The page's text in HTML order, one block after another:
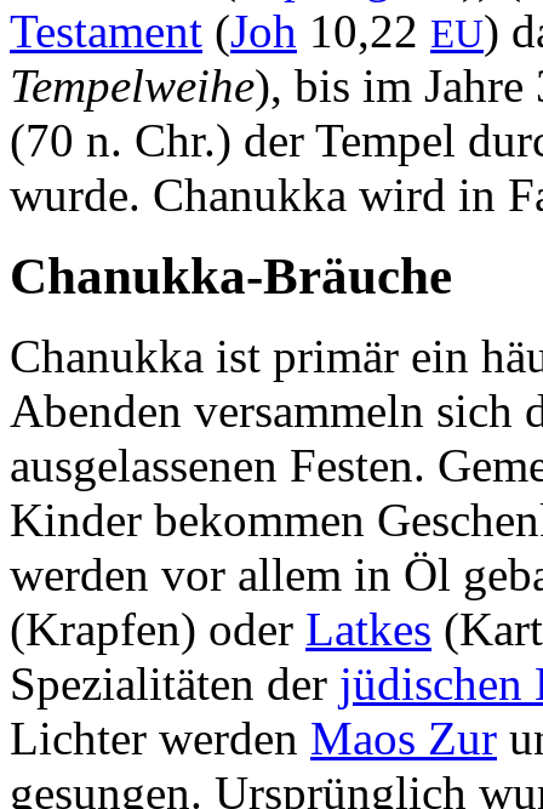
Testament (Joh 10,22 EU)
Tempelweihe), bis im
(70 n. Chr.) der Tempel
wurde. Chanukka wird in
Chanukka-Bräuche
Chanukka ist primär ein
Abenden versammeln sich
ausgelassenen Festen.
Kinder bekommen
werden vor allem in Öl
(Krapfen) oder Latkes
Spezialitäten der jüdischen
Lichter werden Maos Zur
gesungen. Ursprünglich